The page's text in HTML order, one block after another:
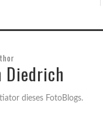
Diedrich
dieses FotoBlogs.